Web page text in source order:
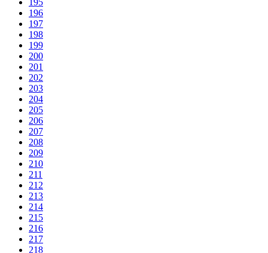
195
196
197
198
199
200
201
202
203
204
205
206
207
208
209
210
211
212
213
214
215
216
217
218